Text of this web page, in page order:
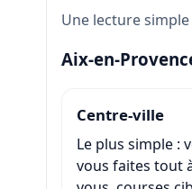
Une lecture
Aix-en-
Centre-ville
Le plus simple :
vous faites tout